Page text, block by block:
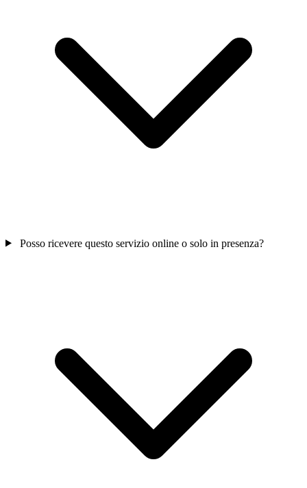
Posso ricevere questo servizio online o solo in presenza?